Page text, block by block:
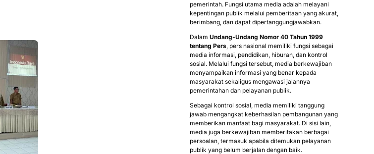
pemerintah. Fungsi utama media adalah melayani
kepentingan publik melalui pemberitaan yang akurat,
berimbang, dan dapat dipertanggungjawabkan.
Dalam Undang-Undang Nomor 40 Tahun 1999
tentang Pers, pers nasional memiliki fungsi sebagai
media informasi, pendidikan, hiburan, dan kontrol
sosial. Melalui fungsi tersebut, media berkewajiban
menyampaikan informasi yang benar kepada
masyarakat sekaligus mengawasi jalannya
pemerintahan dan pelayanan publik.
Sebagai kontrol sosial, media memiliki tanggung
jawab mengangkat keberhasilan pembangunan yang
memberikan manfaat bagi masyarakat. Di sisi lain,
media juga berkewajiban memberitakan berbagai
persoalan, termasuk apabila ditemukan pelayanan
publik yang belum berjalan dengan baik.